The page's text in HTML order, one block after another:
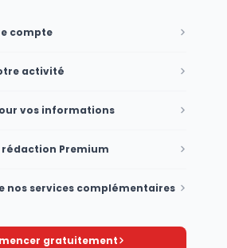
compte
activité
vos informations
rédaction Premium
nos services complémentaires
gratuitement